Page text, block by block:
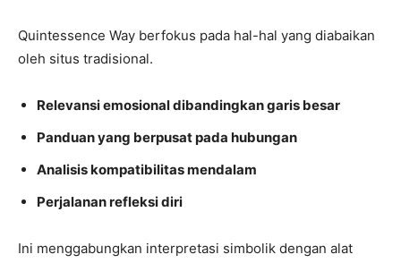
Quintessence Way berfokus pada hal-hal yang diabaikan
oleh situs tradisional.
Relevansi emosional dibandingkan garis besar
Panduan yang berpusat pada hubungan
Analisis kompatibilitas mendalam
Perjalanan refleksi diri
Ini menggabungkan interpretasi simbolik dengan alat